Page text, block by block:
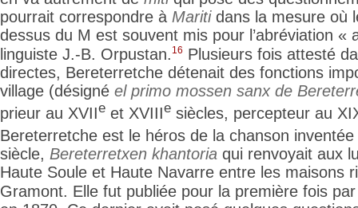
pourrait correspondre à Maritidans la mesure où
dessus du M est souvent mis pour l’abréviation «
linguiste J.-B. Orpustan. 16 Plusieurs fois attesté
directes, Bereterretche détenait des fonctions
village (désigné el primo mossen sanx de
prieur au XVIIe et XVIIIe siècles, percepteur au
Bereterretche est le héros de la chanson
siècle, Bereterretxen khantoria qui renvoyait aux
Haute Soule et Haute Navarre entre les maisons
Gramont. Elle fut publiée pour la première fois